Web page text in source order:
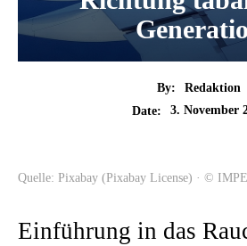
By:
Redaktion
Date:
3. November
Quelle: Pixabay (Pixabay License) · ©
Einführung in das